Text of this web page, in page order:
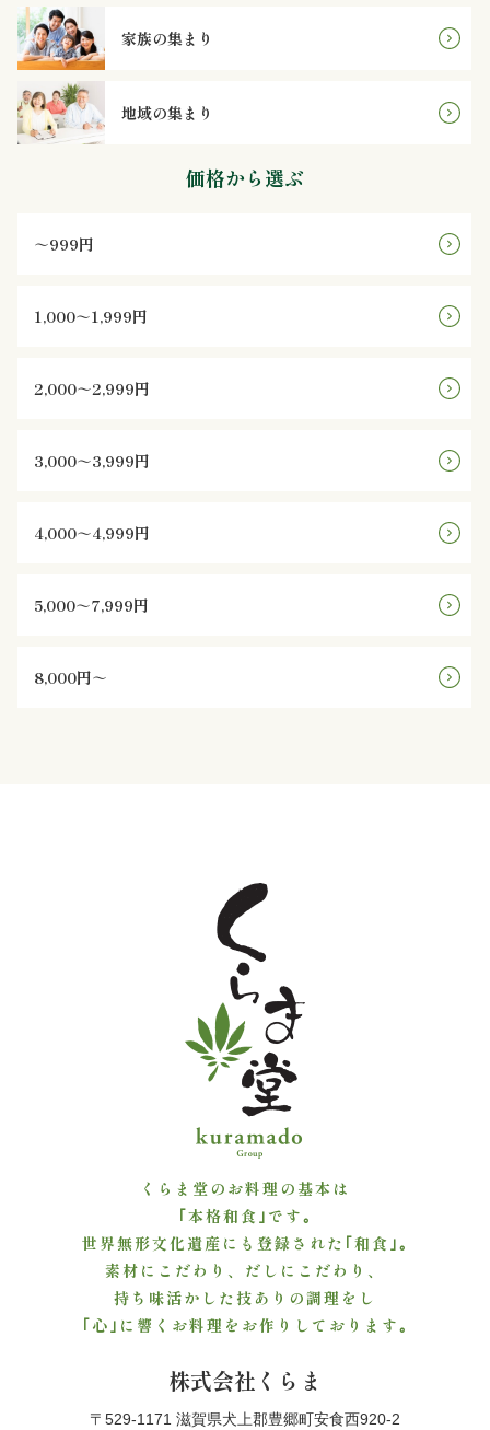
利
シ
ら
ぶ
法
要
会・
家族の集まり
地域の集まり
価格から選ぶ
～999円
1,000～1,999円
2,000～2,999円
3,000～3,999円
4,000～4,999円
5,000～7,999円
8,000円～
くらま堂のお料理の基本は
｢本格和食｣です｡
世界無形文化遺産にも登録された｢和食｣｡
素材にこだわり、だしにこだわり、
持ち味活かした技ありの調理をし
｢心｣に響くお料理をお作りしております｡
株式会社くらま
〒529-1171 滋賀県犬上郡豊郷町安食西920-2